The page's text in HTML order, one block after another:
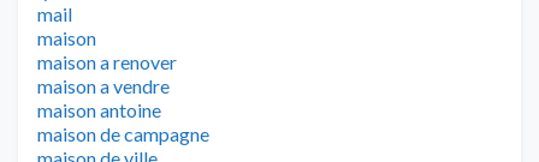
mail
maison
maison a renover
maison a vendre
maison antoine
maison de campagne